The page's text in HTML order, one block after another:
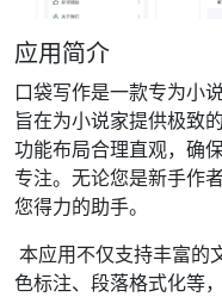
应用简介
口袋写作是一款专为小
旨在为小说家提供极致
功能布局合理直观，确
专注。无论您是新手作
您得力的助手。
本应用不仅支持丰富的
色标注、段落格式化等